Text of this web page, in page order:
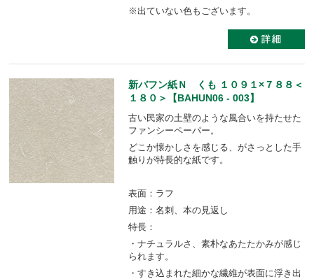
※出ていない色もございます。
新バフン紙Ｎ くも １０９１×７８８＜
１８０＞【BAHUN06 - 003】
古い民家の土壁のような風合いを持たせた
ファンシーペーパー。
どこか懐かしさを感じる、がさっとした手
触りが特長的な紙です。
表面：ラフ
用途：名刺、本の見返し
特長：
・ナチュラルさ、素朴なあたたかみが感じ
られます。
・すき込まれた細かな繊維が表面に浮き出